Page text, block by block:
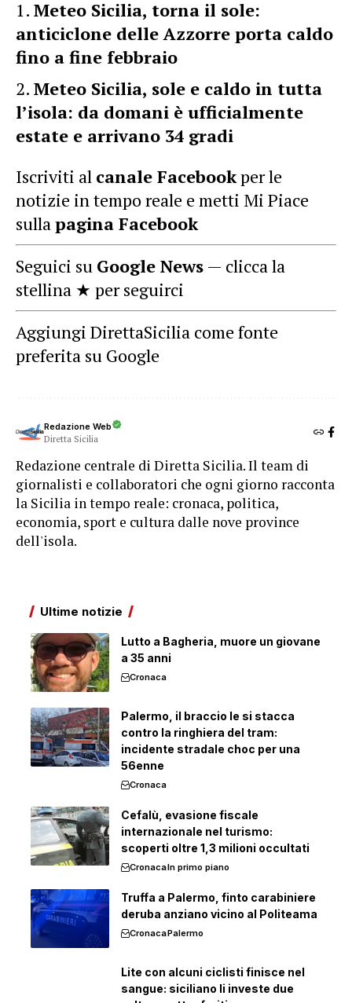
Meteo Sicilia, torna il sole:
anticiclone delle Azzorre porta caldo
fino a fine febbraio
Meteo Sicilia, sole e caldo in tutta
l’isola: da domani è ufficialmente
estate e arrivano 34 gradi
Iscriviti al canale Facebookper le
notizie in tempo reale e metti Mi Piace
sullapagina Facebook
Seguici su Google News — clicca la
stellina ★ per seguirci
Aggiungi DirettaSicilia come fonte
preferita su Google
Redazione Web
Diretta Sicilia
Redazione centrale di Diretta Sicilia. Il team di
giornalisti e collaboratori che ogni giorno racconta
la Sicilia in tempo reale: cronaca, politica,
economia, sport e cultura dalle nove province
dell'isola.
Ultime notizie
Lutto a Bagheria, muore un giovane
a 35 anni
Cronaca
Palermo, il braccio le si stacca
contro la ringhiera del tram:
incidente stradale choc per una
56enne
Cronaca
Cefalù, evasione fiscale
internazionale nel turismo:
scoperti oltre 1,3 milioni occultati
CronacaIn primo piano
Truffa a Palermo, finto carabiniere
deruba anziano vicino al Politeama
CronacaPalermo
Lite con alcuni ciclisti finisce nel
sangue: siciliano li investe due